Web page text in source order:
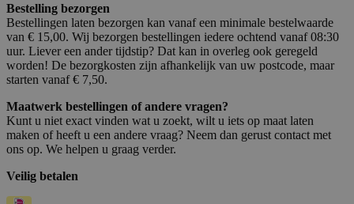
Bestelling bezorgen
Bestellingen laten bezorgen kan vanaf een minimale bestelwaarde
van € 15,00. Wij bezorgen bestellingen iedere ochtend vanaf 08:30
uur. Liever een ander tijdstip? Dat kan in overleg ook geregeld
worden! De bezorgkosten zijn afhankelijk van uw postcode, maar
starten vanaf € 7,50.
Maatwerk bestellingen of andere vragen?
Kunt u niet exact vinden wat u zoekt, wilt u iets op maat laten
maken of heeft u een andere vraag? Neem dan gerust contact met
ons op. We helpen u graag verder.
Veilig betalen